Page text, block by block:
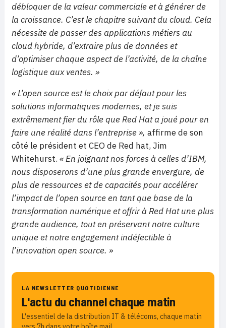
débloquer de la valeur commerciale et à générer de
la croissance. C’est le chapitre suivant du cloud. Cela
nécessite de passer des applications métiers au
cloud hybride, d’extraire plus de données et
d’optimiser chaque aspect de l’activité, de la chaîne
logistique aux ventes. »
« L’open source est le choix par défaut pour les
solutions informatiques modernes, et je suis
extrêmement fier du rôle que Red Hat a joué pour en
faire une réalité dans l’entreprise », affirme de son
côté le président et CEO de Red hat, Jim
Whitehurst. « En joignant nos forces à celles d’IBM,
nous disposerons d’une plus grande envergure, de
plus de ressources et de capacités pour accélérer
l’impact de l’open source en tant que base de la
transformation numérique et offrir à Red Hat une plus
grande audience, tout en préservant notre culture
unique et notre engagement indéfectible à
l’innovation open source. »
LA NEWSLETTER QUOTIDIENNE
L'actu du channel chaque matin
L'essentiel de la distribution IT & télécoms, chaque matin